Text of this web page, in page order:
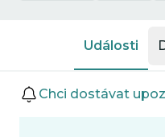
Události
Události
Chci dostávat